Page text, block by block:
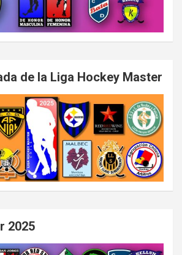
de la Liga Hockey Master
2025